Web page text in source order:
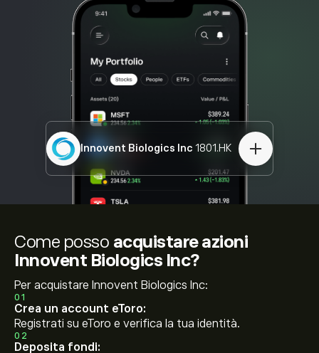
Innovent Biologics Inc 1801.HK
Come posso acquistare azioni
Innovent Biologics Inc?
Per acquistare Innovent Biologics Inc:
01
Crea un account eToro:
Registrati su eToro e verifica la tua identità.
02
Deposita fondi: